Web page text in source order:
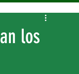
los